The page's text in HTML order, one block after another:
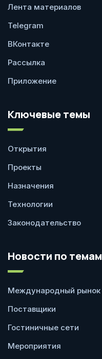
Лента материалов
Telegram
ВКонтакте
Рассылка
Приложение
Ключевые темы
Открытия
Проекты
Назначения
Технологии
Законодательство
Новости по темам
Международный рынок
Поставщики
Гостиничные сети
Мероприятия